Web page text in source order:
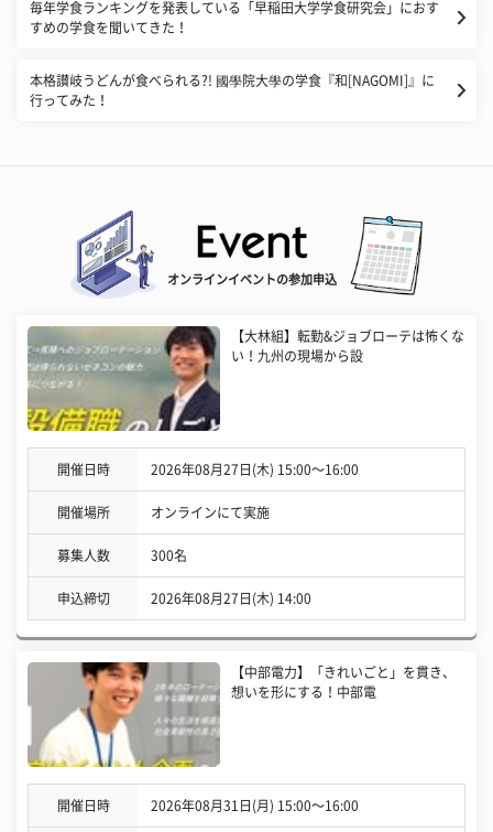
毎年学食ランキングを発表している「早稲田大学学食研究会」におす
すめの学食を聞いてきた！
本格讃岐うどんが食べられる?! 國學院大學の学食『和[NAGOMI]』に
行ってみた！
オンラインイベントの参加申込
【大林組】転勤&ジョブローテは怖くな
い！九州の現場から設
開催日時 2026年08月27日(木) 15:00〜16:00
開催場所 オンラインにて実施
募集人数 300名
申込締切 2026年08月27日(木) 14:00
【中部電力】「きれいごと」を貫き、
想いを形にする！中部電
開催日時 2026年08月31日(月) 15:00〜16:00